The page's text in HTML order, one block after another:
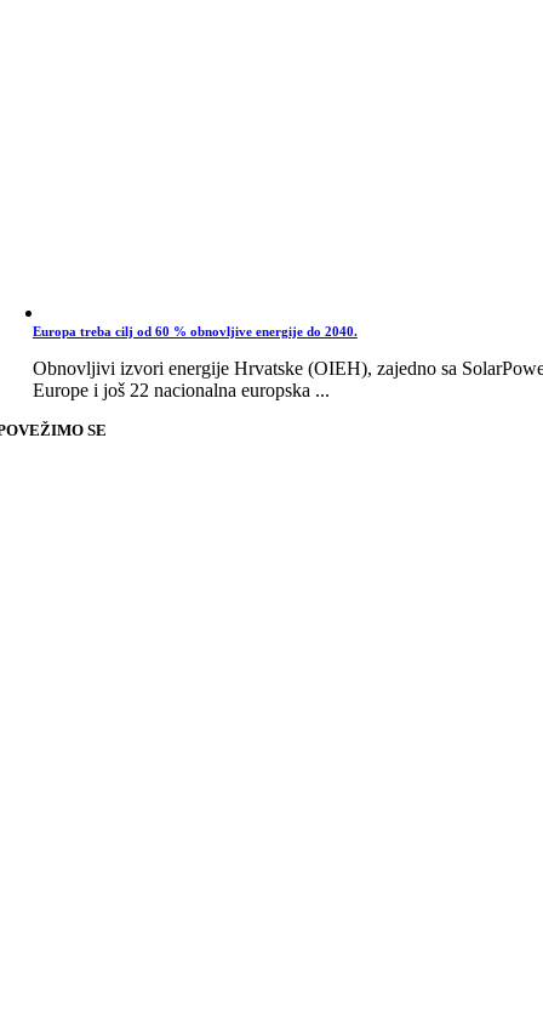
Europa treba cilj od 60 % obnovljive energije do 2040.
Obnovljivi izvori energije Hrvatske (OIEH), zajedno sa
Europe i još 22 nacionalna europska ...
SE